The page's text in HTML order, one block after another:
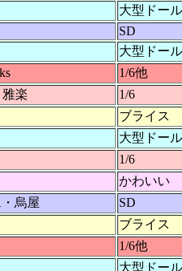
大型ドール
SD
大型ドール
1/6他
楽
1/6
ブライス
大型ドール
1/6
かわいい
烏屋
SD
ブライス
1/6他
大型ドール